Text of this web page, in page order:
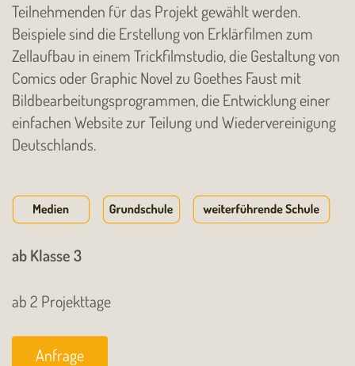
Teilnehmenden für das Projekt gewählt werden.
Beispiele sind die Erstellung von Erklärfilmen zum
Zellaufbau in einem Trickfilmstudio, die Gestaltung von
Comics oder Graphic Novel zu Goethes Faust mit
Bildbearbeitungsprogrammen, die Entwicklung einer
einfachen Website zur Teilung und Wiedervereinigung
Deutschlands.
ab Klasse 3
ab 2 Projekttage
Anfrage